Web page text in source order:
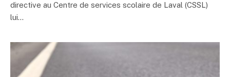
directive au Centre de services scolaire de Laval (CSSL)
lui…